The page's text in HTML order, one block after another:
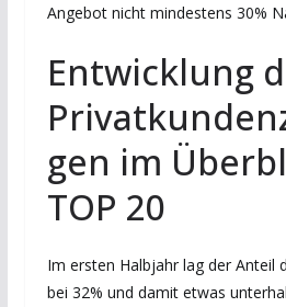
Angebot nicht mindestens 30%
Entwicklung
gen im
TOP 20
Im ersten Halbjahr lag der Anteil
bei 32% und damit etwas